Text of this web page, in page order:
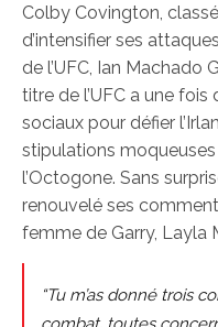
Colby Covington,
d’intensifier ses
de l’UFC, Ian Machado
titre de l’UFC a une
sociaux pour défier
stipulations
l’Octogone. Sans
renouvelé ses
femme de Garry, Layla
“Tu m’as donné trois